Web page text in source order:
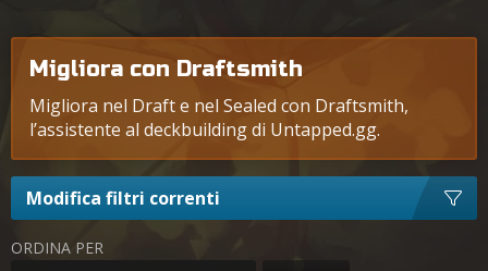
Migliora con Draftsmith
Migliora nel Draft e nel Sealed con Draftsmith,
l’assistente al deckbuilding di Untapped.gg.
Modifica filtri correnti
ORDINA PER